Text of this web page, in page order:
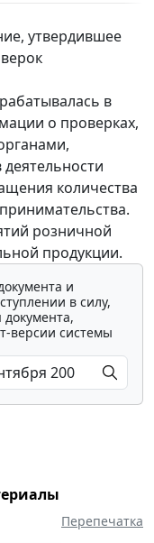
утвердившее
в
о проверках,
количества
розничной
продукции.
и
в силу,
версии системы
Перепечатка